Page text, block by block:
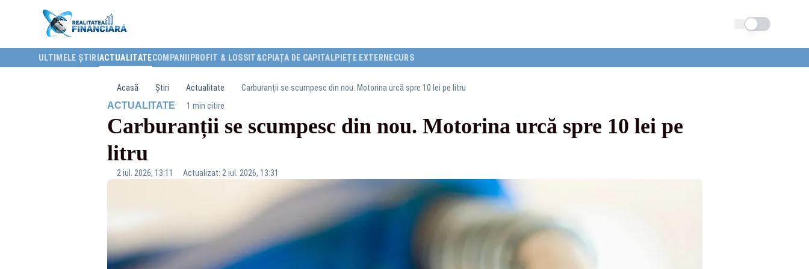
Schimba tema
ULTIMELE ȘTIRI ACTUALITATECOMPANII PROFIT & LOSS IT&C PIAȚA DE CAPITALPIEȚE EXTERNECURS
Acasă Știri Actualitate Carburanții se scumpesc din nou. Motorina urcă spre 10 lei pe litru
ACTUALITATE· 1 min citire
Carburanții se scumpesc din nou. Motorina urcă spre 10 lei pe
litru
2 iul. 2026, 13:11 Actualizat: 2 iul. 2026, 13:31